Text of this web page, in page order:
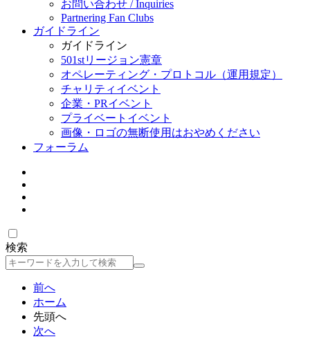
お問い合わせ / Inquiries
Partnering Fan Clubs
ガイドライン
ガイドライン
501stリージョン憲章
オペレーティング・プロトコル（運用規定）
チャリティイベント
企業・PRイベント
プライベートイベント
画像・ロゴの無断使用はおやめください
フォーラム
検索
検
前へ
ホーム
先頭へ
次へ